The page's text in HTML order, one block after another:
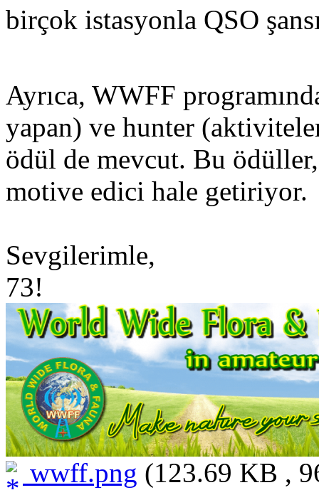
birçok istasyonla QSO
Ayrıca, WWFF
yapan) ve hunter
ödül de mevcut. Bu ödüller,
motive edici hale getiriyor.
Sevgilerimle,
73!
wwff.png (123.69 KB ,